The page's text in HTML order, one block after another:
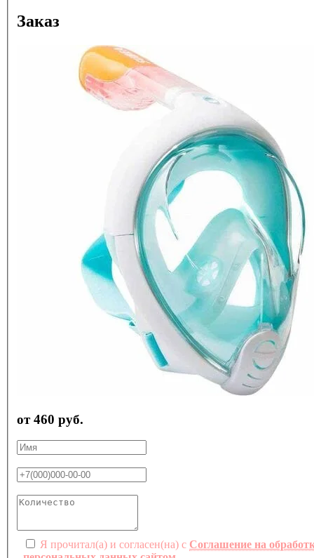
Заказ
от 460 руб.
Я прочитал(а) и согласен(на) с Соглашение на